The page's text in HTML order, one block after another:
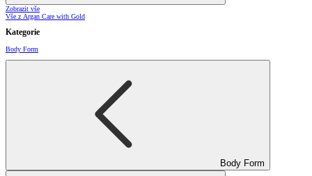
Zobrazit vše
Vše z Argan Care with Gold
Kategorie
Body Form
Body Form